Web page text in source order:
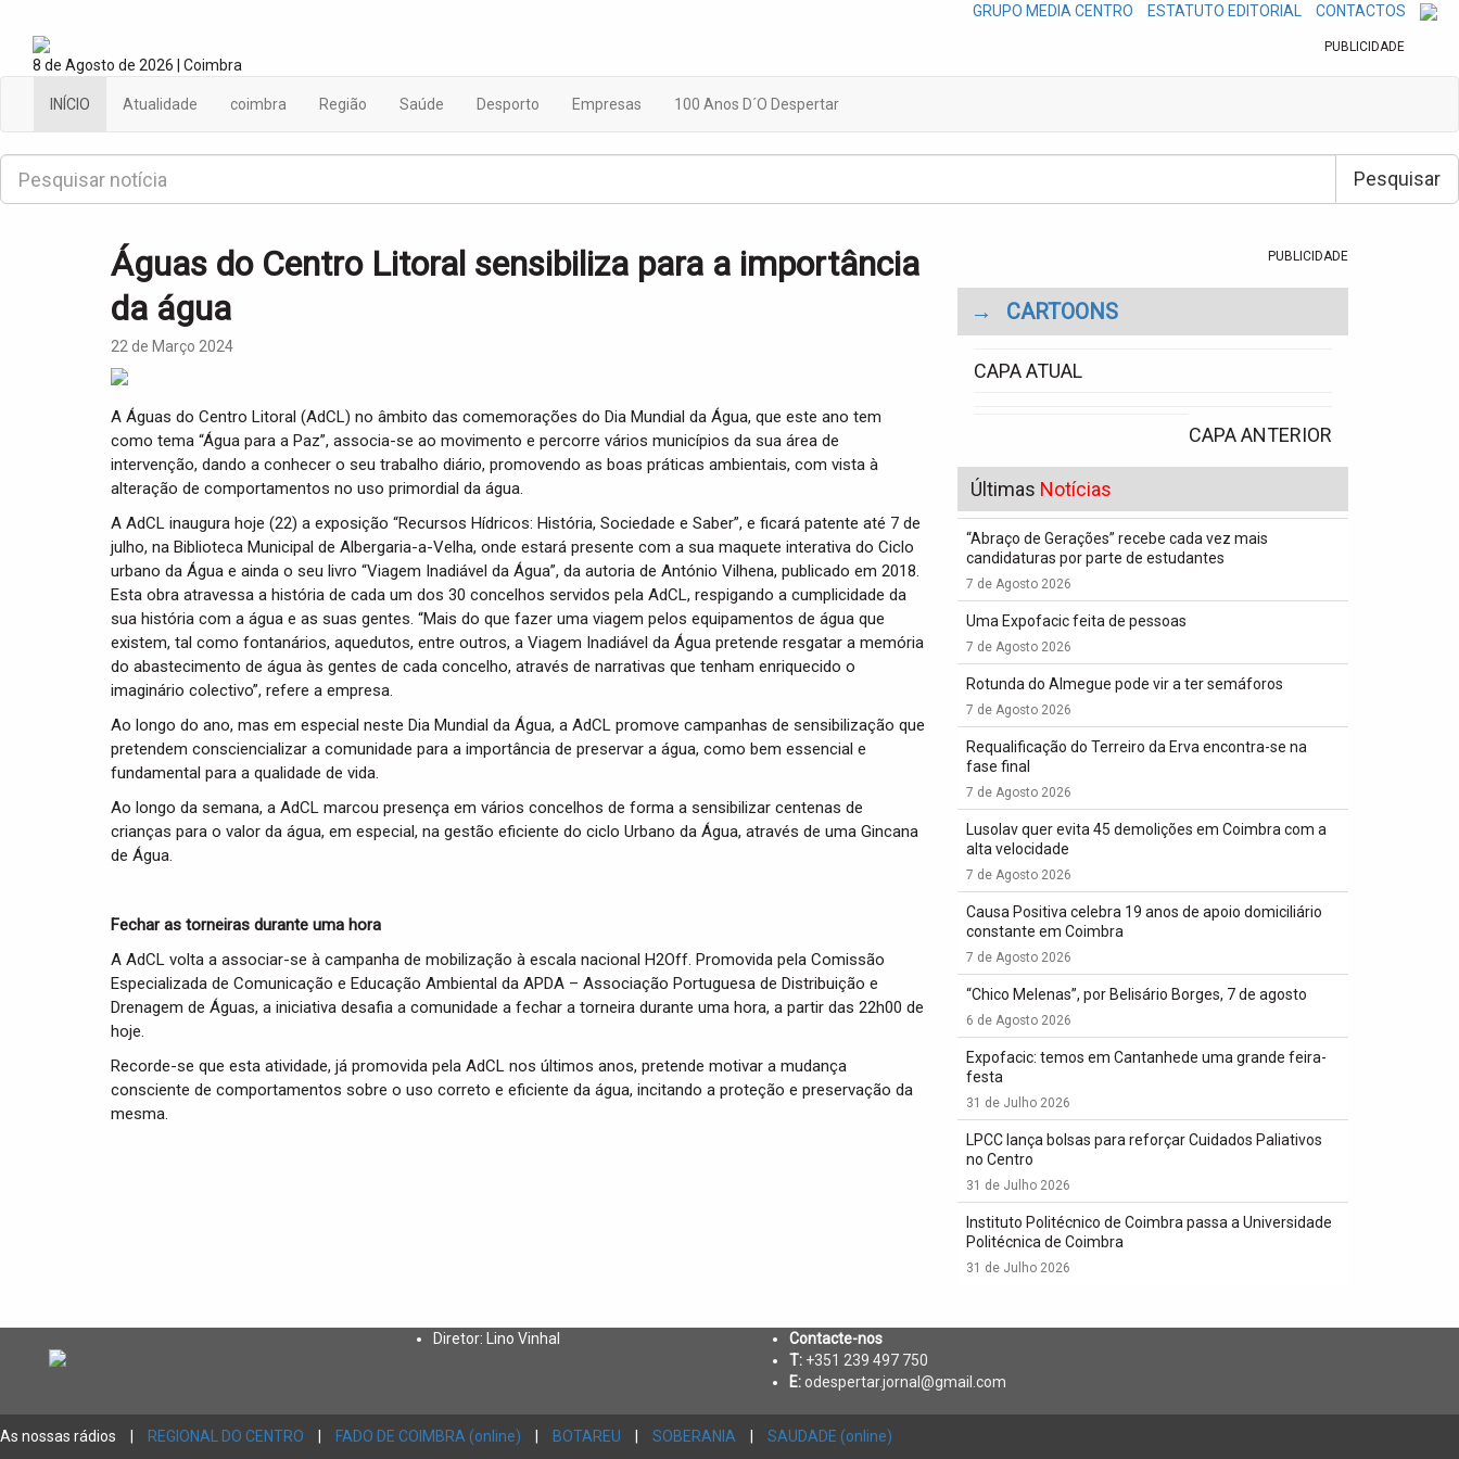
GRUPO MEDIA CENTRO ESTATUTO EDITORIAL CONTACTOS
8 de Agosto de 2026 | Coimbra
PUBLICIDADE
INÍCIO Atualidade coimbra Região Saúde Desporto Empresas 100 Anos D´O Despertar
P
s
Pesquisar
Águas do Centro Litoral sensibiliza para a importância
da água
22 de Março 2024
A Águas do Centro Litoral (AdCL) no âmbito das comemorações do Dia Mundial da Água, que este ano tem
como tema “Água para a Paz”, associa-se ao movimento e percorre vários municípios da sua área de
intervenção, dando a conhecer o seu trabalho diário, promovendo as boas práticas ambientais, com vista à
alteração de comportamentos no uso primordial da água.
A AdCL inaugura hoje (22) a exposição “Recursos Hídricos: História, Sociedade e Saber”, e ficará patente até 7 de
julho, na Biblioteca Municipal de Albergaria-a-Velha, onde estará presente com a sua maquete interativa do Ciclo
urbano da Água e ainda o seu livro “Viagem Inadiável da Água”, da autoria de António Vilhena, publicado em 2018.
Esta obra atravessa a história de cada um dos 30 concelhos servidos pela AdCL, respigando a cumplicidade da
sua história com a água e as suas gentes. “Mais do que fazer uma viagem pelos equipamentos de água que
existem, tal como fontanários, aquedutos, entre outros, a Viagem Inadiável da Água pretende resgatar a memória
do abastecimento de água às gentes de cada concelho, através de narrativas que tenham enriquecido o
imaginário colectivo”, refere a empresa.
Ao longo do ano, mas em especial neste Dia Mundial da Água, a AdCL promove campanhas de sensibilização que
pretendem consciencializar a comunidade para a importância de preservar a água, como bem essencial e
fundamental para a qualidade de vida.
Ao longo da semana, a AdCL marcou presença em vários concelhos de forma a sensibilizar centenas de
crianças para o valor da água, em especial, na gestão eficiente do ciclo Urbano da Água, através de uma Gincana
de Água.
Fechar as torneiras durante uma hora
A AdCL volta a associar-se à campanha de mobilização à escala nacional H2Off. Promovida pela Comissão
Especializada de Comunicação e Educação Ambiental da APDA – Associação Portuguesa de Distribuição e
Drenagem de Águas, a iniciativa desafia a comunidade a fechar a torneira durante uma hora, a partir das 22h00 de
hoje.
Recorde-se que esta atividade, já promovida pela AdCL nos últimos anos, pretende motivar a mudança
consciente de comportamentos sobre o uso correto e eficiente da água, incitando a proteção e preservação da
mesma.
PUBLICIDADE
→ CARTOONS
CAPA ATUAL
CAPA ANTERIOR
Últimas Notícias
“Abraço de Gerações” recebe cada vez mais
candidaturas por parte de estudantes
7 de Agosto 2026
Uma Expofacic feita de pessoas
7 de Agosto 2026
Rotunda do Almegue pode vir a ter semáforos
7 de Agosto 2026
Requalificação do Terreiro da Erva encontra-se na
fase final
7 de Agosto 2026
Lusolav quer evita 45 demolições em Coimbra com a
alta velocidade
7 de Agosto 2026
Causa Positiva celebra 19 anos de apoio domiciliário
constante em Coimbra
7 de Agosto 2026
“Chico Melenas”, por Belisário Borges, 7 de agosto
6 de Agosto 2026
Expofacic: temos em Cantanhede uma grande feira-
festa
31 de Julho 2026
LPCC lança bolsas para reforçar Cuidados Paliativos
no Centro
31 de Julho 2026
Instituto Politécnico de Coimbra passa a Universidade
Politécnica de Coimbra
31 de Julho 2026
Diretor: Lino Vinhal
Contacte-nos
T: +351 239 497 750
E: odespertar.jornal@gmail.com
As nossas rádios REGIONAL DO CENTRO FADO DE COIMBRA (online) BOTAREU SOBERANIA SAUDADE (online)